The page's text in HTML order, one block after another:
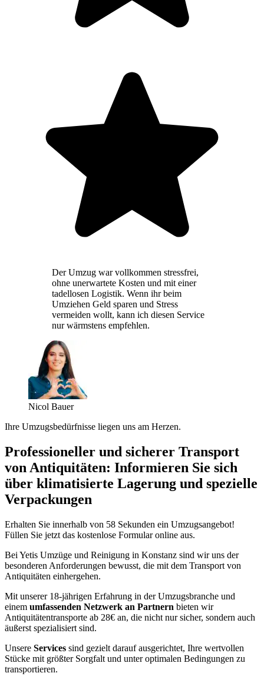
Der Umzug war vollkommen stressfrei,
ohne unerwartete Kosten und mit einer
tadellosen Logistik. Wenn ihr beim
Umziehen Geld sparen und Stress
vermeiden wollt, kann ich diesen Service
nur wärmstens empfehlen.
Nicol Bauer
Ihre Umzugsbedürfnisse liegen uns am Herzen.
Professioneller und sicherer Transport
von Antiquitäten: Informieren Sie sich
über klimatisierte Lagerung und spezielle
Verpackungen
Erhalten Sie innerhalb von 58 Sekunden ein Umzugsangebot!
Füllen Sie jetzt das kostenlose Formular online aus.
Bei Yetis Umzüge und Reinigung in Konstanz sind wir uns der
besonderen Anforderungen bewusst, die mit dem Transport von
Antiquitäten einhergehen.
Mit unserer 18-jährigen Erfahrung in der Umzugsbranche und
einem umfassenden Netzwerk an Partnern bieten wir
Antiquitätentransporte ab 28€ an, die nicht nur sicher, sondern auch
äußerst spezialisiert sind.
Unsere Services sind gezielt darauf ausgerichtet, Ihre wertvollen
Stücke mit größter Sorgfalt und unter optimalen Bedingungen zu
transportieren.